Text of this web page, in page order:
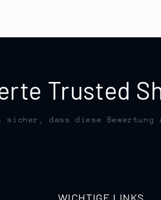
Trusted
dass diese Bewertung